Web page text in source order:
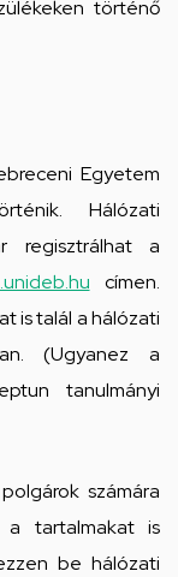
történő
Egyetem
Hálózati
regisztrálhat a
címen.
is talál a hálózati
(Ugyanez a
tanulmányi
számára
tartalmakat is
be hálózati